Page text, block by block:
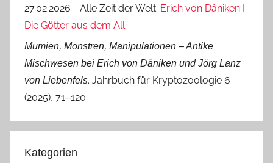
27.02.2026 - Alle Zeit der Welt: Erich von Däniken I:
Die Götter aus dem All
Mumien, Monstren, Manipulationen ‒ Antike
Mischwesen bei Erich von Däniken und Jörg Lanz
von Liebenfels. Jahrbuch für Kryptozoologie 6
(2025), 71‒120.
Kategorien